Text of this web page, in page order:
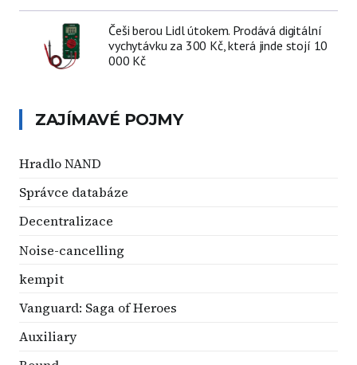
Češi berou Lidl útokem. Prodává digitální
vychytávku za 300 Kč, která jinde stojí 10
000 Kč
ZAJÍMAVÉ POJMY
Hradlo NAND
Správce databáze
Decentralizace
Noise-cancelling
kempit
Vanguard: Saga of Heroes
Auxiliary